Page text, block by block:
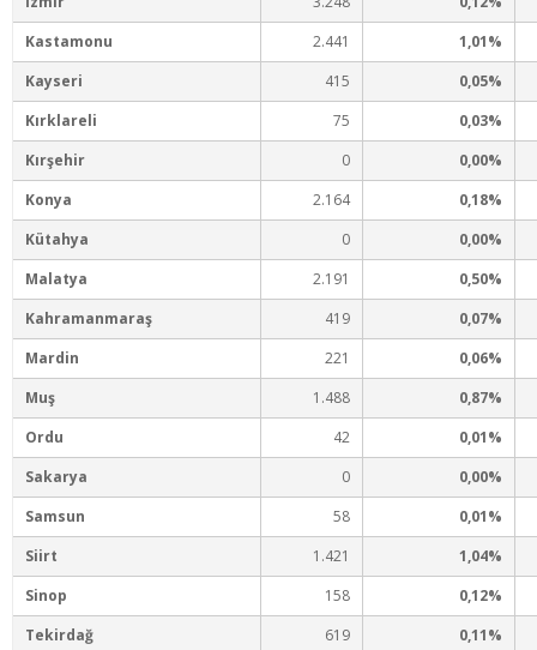
Kastamonu
2.441
1,01%
Kayseri
415
0,05%
Kırklareli
75
0,03%
Kırşehir
0
0,00%
Konya
2.164
0,18%
Kütahya
0
0,00%
Malatya
2.191
0,50%
Kahramanmaraş
419
0,07%
Mardin
221
0,06%
Muş
1.488
0,87%
Ordu
42
0,01%
Sakarya
0
0,00%
Samsun
58
0,01%
Siirt
1.421
1,04%
Sinop
158
0,12%
Tekirdağ
619
0,11%